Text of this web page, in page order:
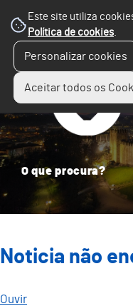
Este site utiliza
Política de cookies.
Personalizar cookies
Aceitar todos os
Noticia não
Ouvir